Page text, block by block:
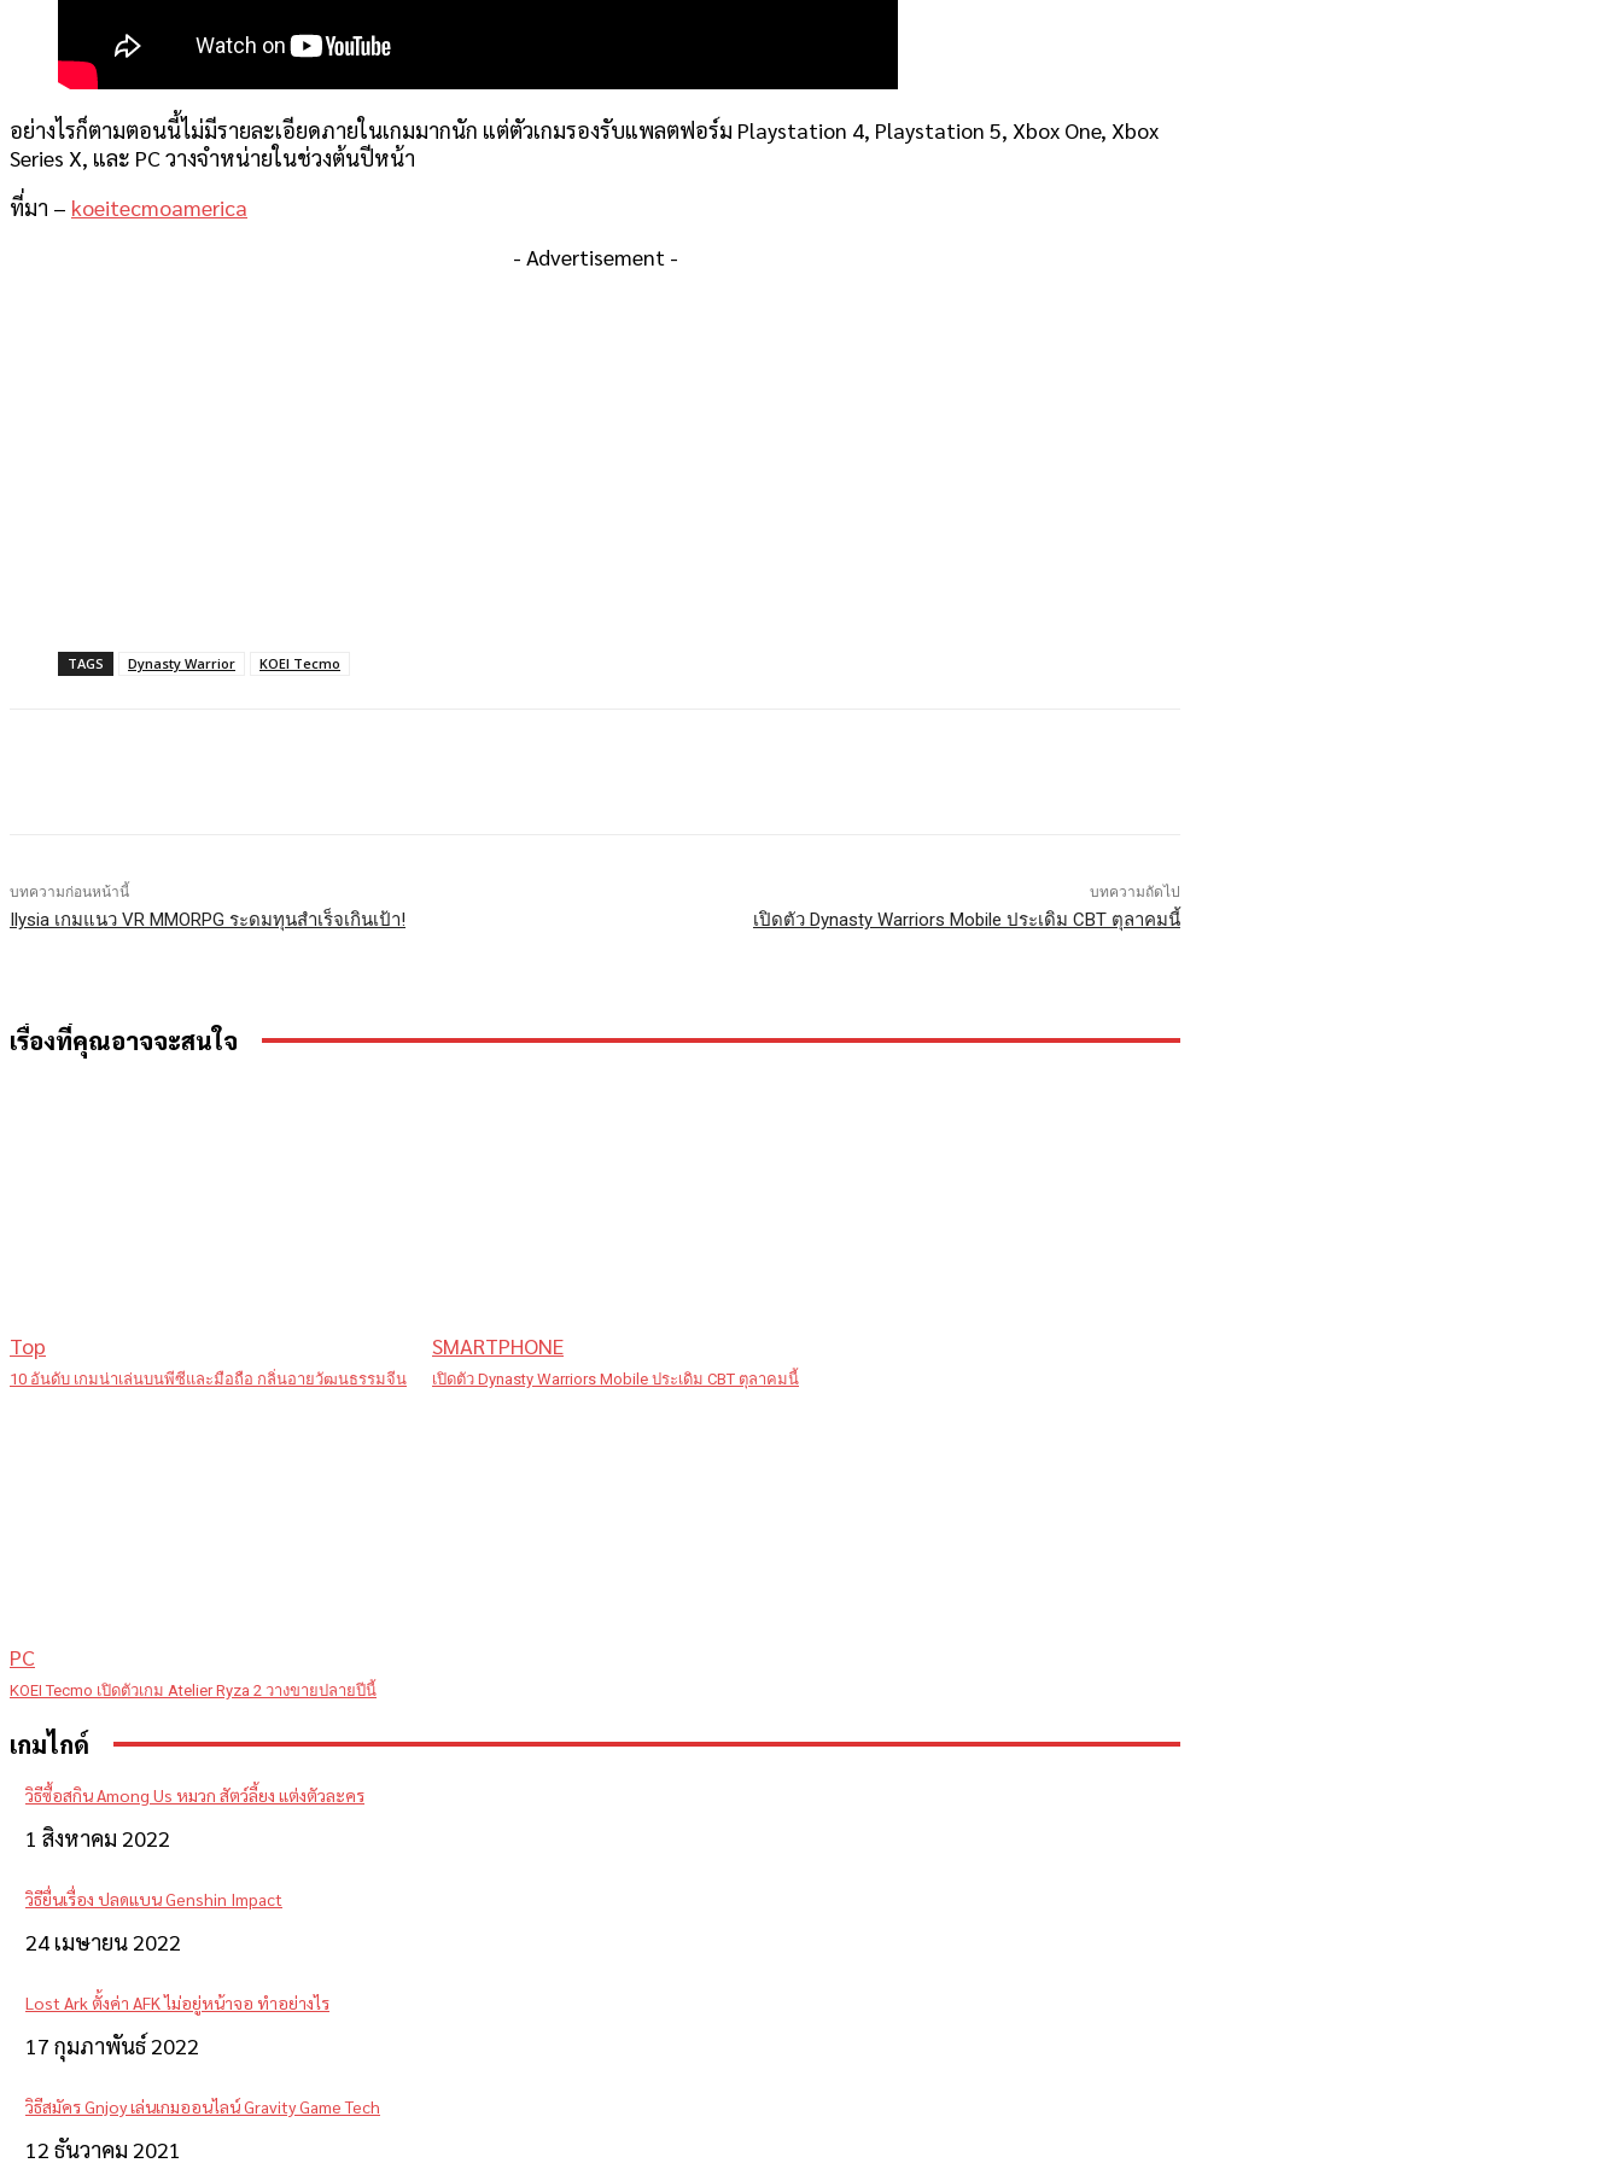
อย่างไรก็ตามตอนนี้ไม่มีรายละเอียดภายในเกมมากนัก แต่ตัวเกมรองรับแพลตฟอร์ม Playstation 4, Playstation 5, Xbox One, Xbox
Series X, และ PC วางจำหน่ายในช่วงต้นปีหน้า
ที่มา – koeitecmoamerica
- Advertisement -
TAGS Dynasty Warrior KOEI Tecmo
บทความก่อนหน้านี้
Ilysia เกมแนว VR MMORPG ระดมทุนสำเร็จเกินเป้า!
บทความถัดไป
เปิดตัว Dynasty Warriors Mobile ประเดิม CBT ตุลาคมนี้
เรื่องที่คุณอาจจะสนใจ
Top
10 อันดับ เกมน่าเล่นบนพีซีและมือถือ กลิ่นอายวัฒนธรรมจีน
SMARTPHONE
เปิดตัว Dynasty Warriors Mobile ประเดิม CBT ตุลาคมนี้
PC
KOEI Tecmo เปิดตัวเกม Atelier Ryza 2 วางขายปลายปีนี้
เกมไกด์
วิธีซื้อสกิน Among Us หมวก สัตว์ลี้ยง แต่งตัวละคร
1 สิงหาคม 2022
วิธียื่นเรื่อง ปลดแบน Genshin Impact
24 เมษายน 2022
Lost Ark ตั้งค่า AFK ไม่อยู่หน้าจอ ทำอย่างไร
17 กุมภาพันธ์ 2022
วิธีสมัคร Gnjoy เล่นเกมออนไลน์ Gravity Game Tech
12 ธันวาคม 2021